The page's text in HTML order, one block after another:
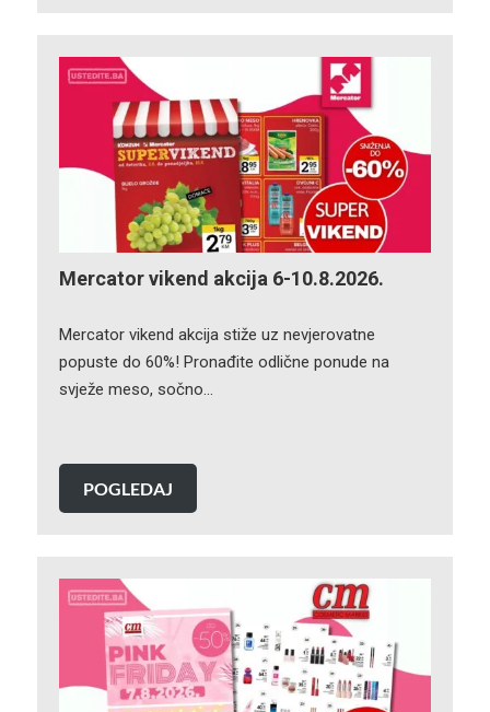
Mercator vikend akcija 6-10.8.2026.
Mercator vikend akcija stiže uz nevjerovatne
popuste do 60%! Pronađite odlične ponude na
svježe meso, sočno…
POGLEDAJ